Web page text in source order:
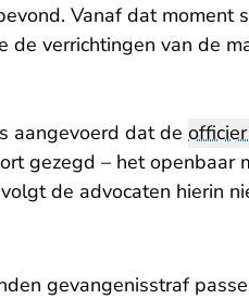
Vanaf dat moment
verrichtingen van de
aangevoerd dat de
gezegd – het openbaar
de advocaten hierin
gevangenisstraf